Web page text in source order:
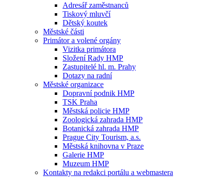
Adresář zaměstnanců
Tiskový mluvčí
Dětský koutek
Městské části
Primátor a volené orgány
Vizitka primátora
Složení Rady HMP
Zastupitelé hl. m. Prahy
Dotazy na radní
Městské organizace
Dopravní podnik HMP
TSK Praha
Městská policie HMP
Zoologická zahrada HMP
Botanická zahrada HMP
Prague City Tourism, a.s.
Městská knihovna v Praze
Galerie HMP
Muzeum HMP
Kontakty na redakci portálu a webmastera